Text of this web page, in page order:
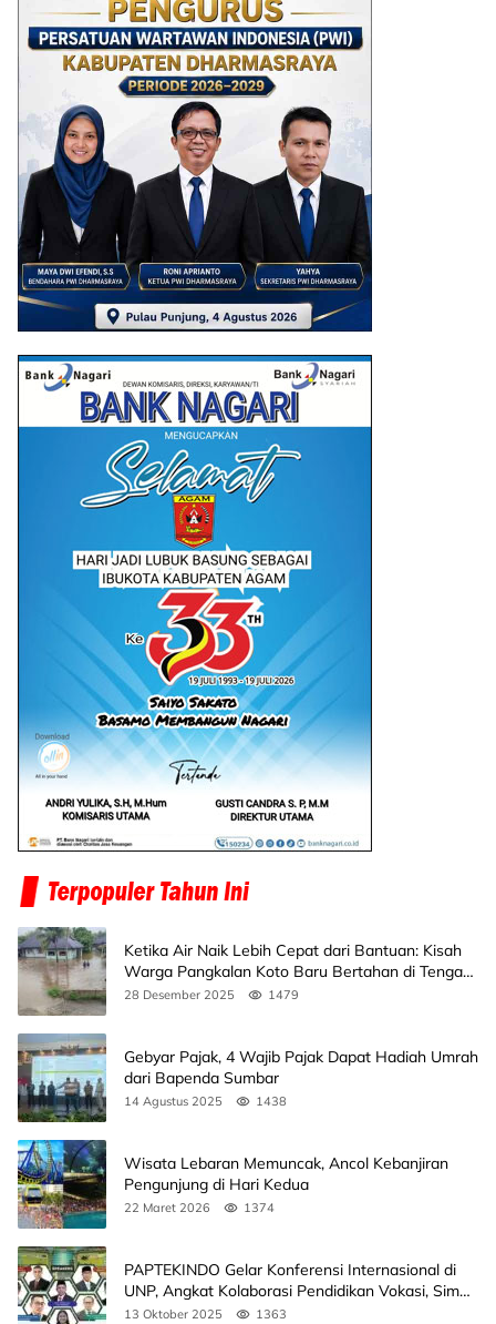
Ketika Air Naik Lebih Cepat dari Bantuan: Kisah
Warga Pangkalan Koto Baru Bertahan di Tengah
Banjir
28 Desember 2025 1479
Gebyar Pajak, 4 Wajib Pajak Dapat Hadiah Umrah
dari Bapenda Sumbar
14 Agustus 2025 1438
Wisata Lebaran Memuncak, Ancol Kebanjiran
Pengunjung di Hari Kedua
22 Maret 2026 1374
PAPTEKINDO Gelar Konferensi Internasional di
UNP, Angkat Kolaborasi Pendidikan Vokasi, Simak
Agendanya
13 Oktober 2025 1363